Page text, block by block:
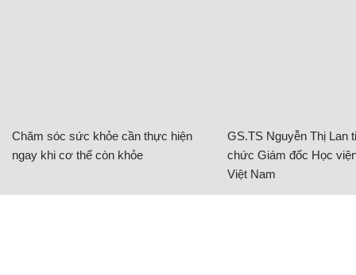
Chăm sóc sức khỏe cần thực hiện
ngay khi cơ thể còn khỏe
GS.TS Nguyễn Thị Lan
chức Giám đốc Học
Việt Nam